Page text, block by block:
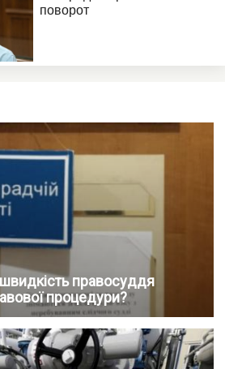
правосуддя
процедури?